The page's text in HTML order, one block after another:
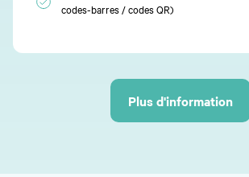
codes-barres / codes QR)
Plus d'information